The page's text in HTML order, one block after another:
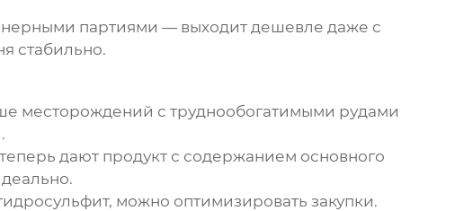
партиями — выходит дешевле даже с
стабильно.
месторождений с труднообогатимыми рудами
дают продукт с содержанием основного
можно оптимизировать закупки.